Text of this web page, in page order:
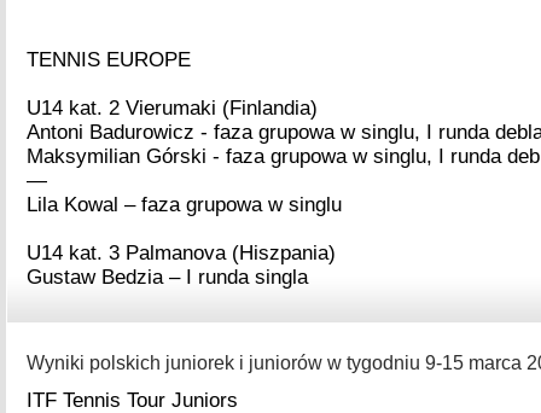
TENNIS EUROPE
U14 kat. 2 Vierumaki (Finlandia)
Antoni Badurowicz - faza grupowa w singlu, I runda
Maksymilian Górski - faza grupowa w singlu, I runda
—
Lila Kowal – faza grupowa w singlu
U14 kat. 3 Palmanova (Hiszpania)
Gustaw Bedzia – I runda singla
Wyniki polskich juniorek i juniorów w tygodniu 9-15 marca
ITF Tennis Tour Juniors